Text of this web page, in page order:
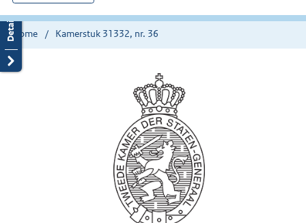
hier:
Home Kamerstuk 31332, nr. 36